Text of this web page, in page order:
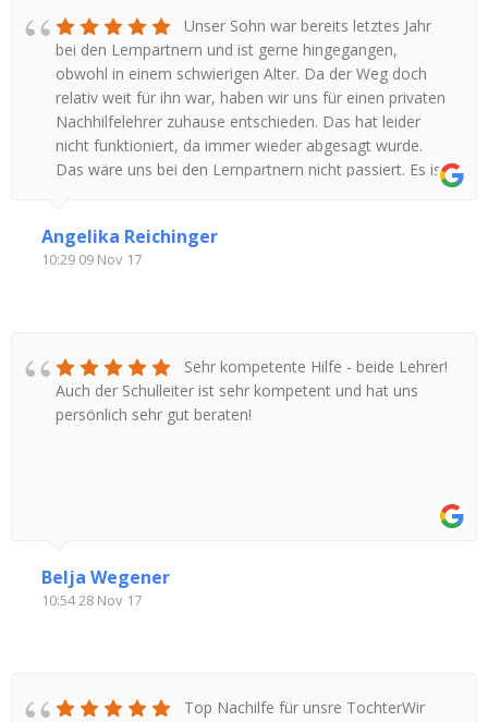
Unser Sohn war bereits letztes Jahr
bei den Lernpartnern und ist gerne hingegangen,
obwohl in einem schwierigen Alter. Da der Weg doch
relativ weit für ihn war, haben wir uns für einen privaten
Nachhilfelehrer zuhause entschieden. Das hat leider
nicht funktioniert, da immer wieder abgesagt wurde.
Das wäre uns bei den Lernpartnern nicht passiert. Es ist
eine sehr zuverlässige Nachhilfeschule, mit einem guten
anzupassen, auch wenn es Änderungen im Lehrplan
gibt. Unser Sohn ist nun wieder bei den Lernpartnern
sehr engagiert. Vielen Dank dafür.
Angelika Reichinger
10:29 09 Nov 17
Sehr kompetente Hilfe - beide Lehrer!
Auch der Schulleiter ist sehr kompetent und hat uns
persönlich sehr gut beraten!
Belja Wegener
10:54 28 Nov 17
Top Nachilfe für unsre TochterWir